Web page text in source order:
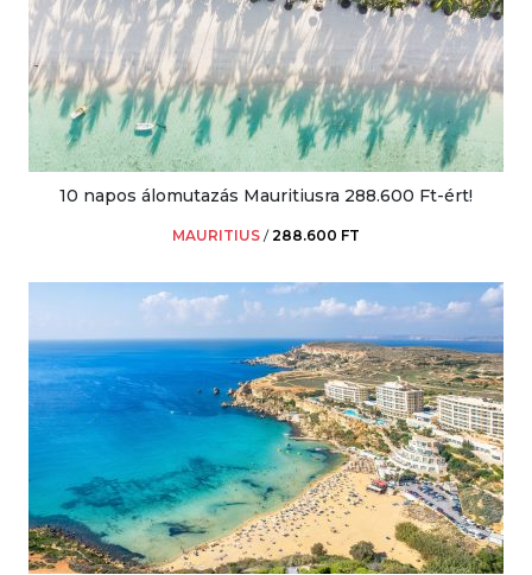
10 napos álomutazás Mauritiusra 288.600 Ft-ért!
MAURITIUS /288.600 FT